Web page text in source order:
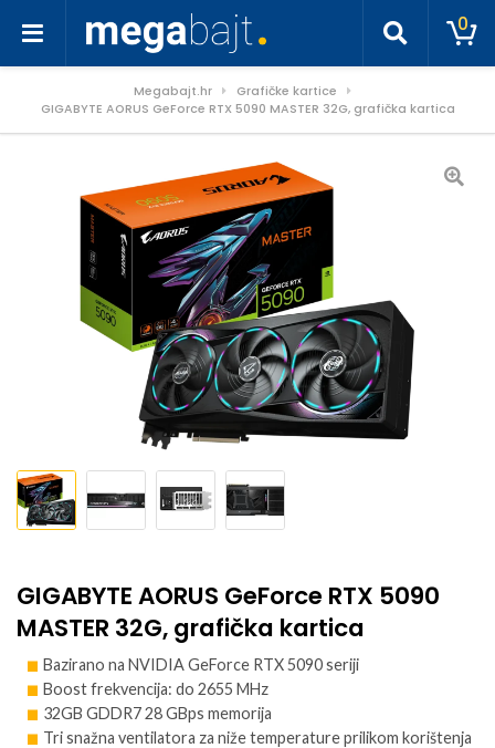
0
Megabajt.hr
Grafičke kartice
GIGABYTE AORUS GeForce RTX 5090 MASTER 32G, grafička kartica
GIGABYTE AORUS GeForce RTX 5090
MASTER 32G, grafička kartica
Bazirano na NVIDIA GeForce RTX 5090 seriji
Boost frekvencija: do 2655 MHz
32GB GDDR7 28 GBps memorija
Tri snažna ventilatora za niže temperature prilikom korištenja